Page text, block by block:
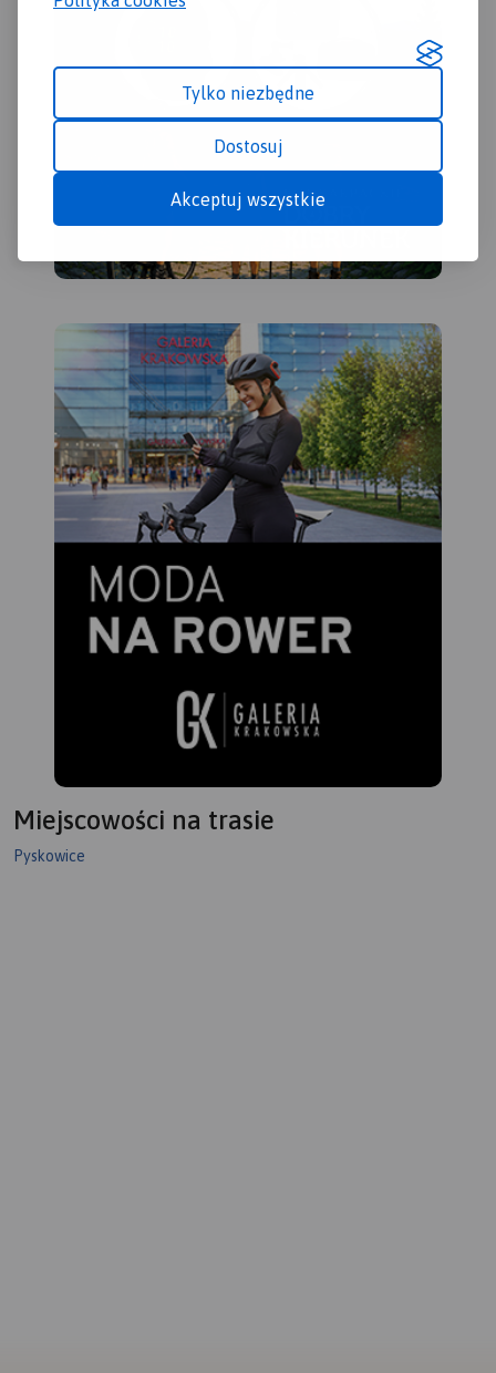
Tylko niezbędne
Dostosuj
Akceptuj wszystkie
Miejscowości na trasie
Pyskowice